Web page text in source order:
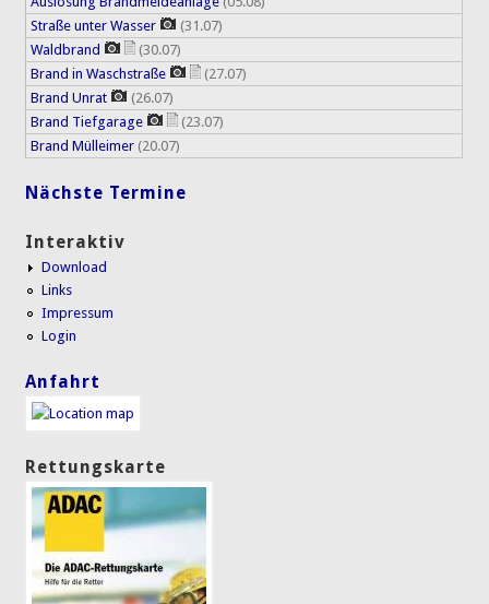
Straße unter Wasser
(31.07)
Waldbrand
(30.07)
Brand in Waschstraße
(27.07)
Brand Unrat
(26.07)
Brand Tiefgarage
(23.07)
Brand Mülleimer (20.07)
Nächste Termine
Interaktiv
Download
Links
Impressum
Login
Anfahrt
Rettungskarte